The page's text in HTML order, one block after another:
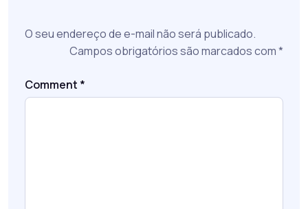
O seu endereço de e-mail não será publicado.
Campos obrigatórios são marcados com*
Comment *